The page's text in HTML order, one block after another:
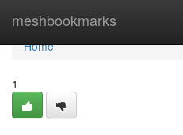
meshbookmarks
Home
Home
1